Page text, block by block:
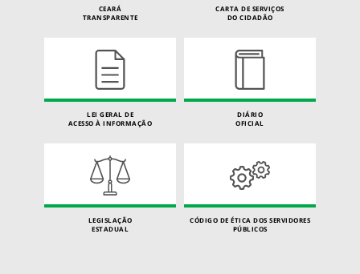
CEARÁ
TRANSPARENTE
CARTA DE SERVIÇOS
DO CIDADÃO
LEI GERAL DE
ACESSO À INFORMAÇÃO
DIÁRIO
OFICIAL
LEGISLAÇÃO
ESTADUAL
CÓDIGO DE ÉTICA DOS SERVIDORES
PÚBLICOS